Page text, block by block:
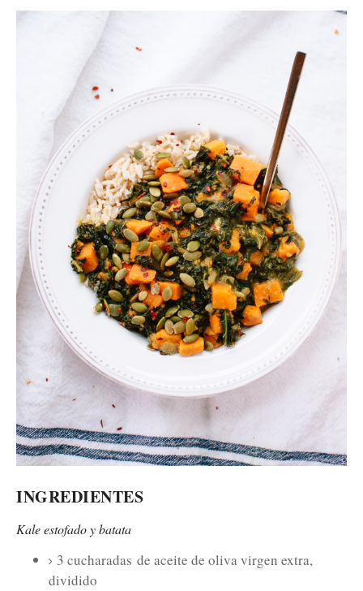
INGREDIENTES
Kale estofado y batata
3 cucharadas de aceite de oliva virgen extra,
dividido